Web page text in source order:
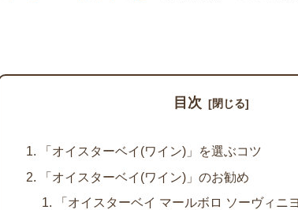
目次
「オイスターベイ(ワイン)」を選ぶコツ
「オイスターベイ(ワイン)」のお勧め
「オイスターベイ マールボロ ソーヴィニ